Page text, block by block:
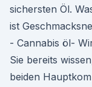
sichersten Öl.
ist
- Cannabis öl-
Sie bereits
beiden